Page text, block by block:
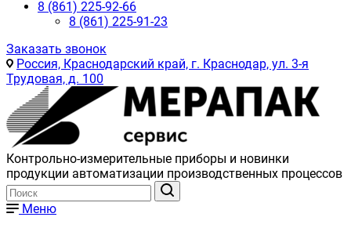
8 (861) 225-92-66
8 (861) 225-91-23
Заказать звонок
Россия, Краснодарский край, г. Краснодар, ул. 3-я
Трудовая, д. 100
Контрольно-измерительные приборы и новинки
продукции автоматизации производственных процессов
Меню